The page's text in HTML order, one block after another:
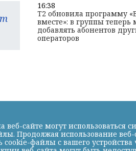
16:38
T2 обновила программу
вместе»: в группы теперь
добавлять абонентов
операторов
сайте могут использоваться
Продолжая использование
файлы с вашего устройства